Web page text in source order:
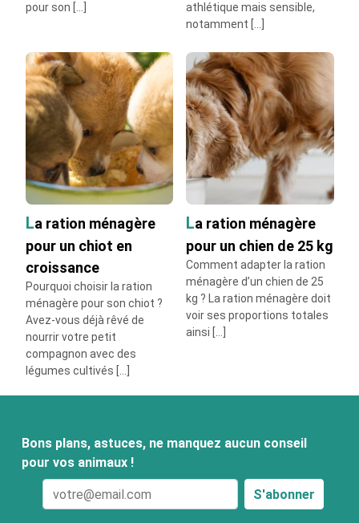
pour son […]
athlétique mais sensible,
notamment […]
La ration ménagère
pour un chiot en
croissance
Pourquoi choisir la ration
ménagère pour son chiot ?
Avez-vous déjà rêvé de
nourrir votre petit
compagnon avec des
légumes cultivés […]
La ration ménagère
pour un chien de 25 kg
Comment adapter la ration
ménagère d’un chien de 25
kg ? La ration ménagère doit
voir ses proportions totales
ainsi […]
Bons plans, astuces, ne manquez aucun conseil
pour vos animaux !